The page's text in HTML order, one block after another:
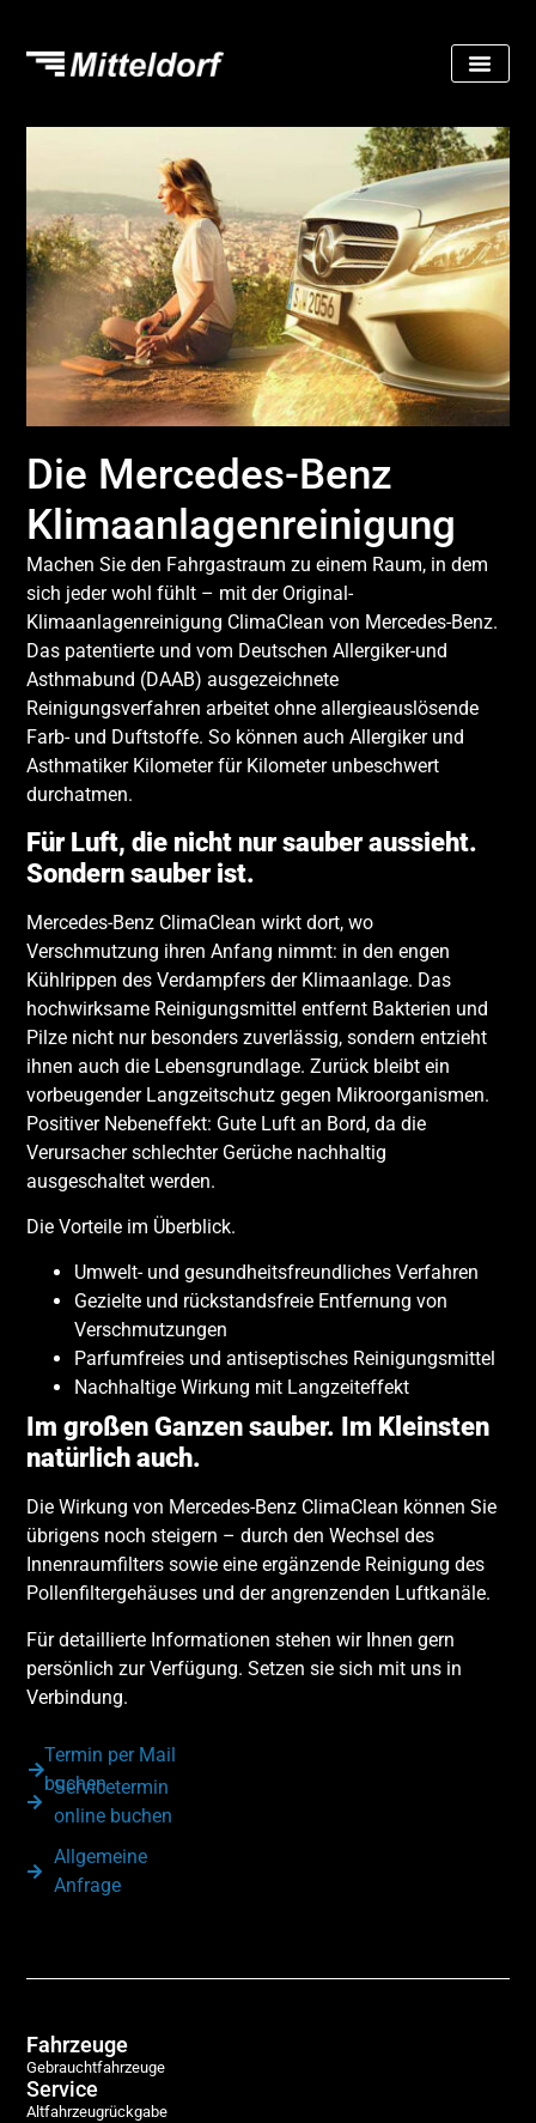
Die Mercedes-Benz
Klimaanlagen­reinigung
Machen Sie den Fahrgastraum zu einem Raum, in dem
sich jeder wohl fühlt – mit der Original-
Klimaanlagenreinigung ClimaClean von Mercedes-Benz.
Das patentierte und vom Deutschen Allergiker-und
Asthmabund (DAAB) ausgezeichnete
Reinigungsverfahren arbeitet ohne allergieauslösende
Farb- und Duftstoffe. So können auch Allergiker und
Asthmatiker Kilometer für Kilometer unbeschwert
durchatmen.
Für Luft, die nicht nur sauber aussieht.
Sondern sauber ist.
Mercedes-Benz ClimaClean wirkt dort, wo
Verschmutzung ihren Anfang nimmt: in den engen
Kühlrippen des Verdampfers der Klimaanlage. Das
hochwirksame Reinigungsmittel entfernt Bakterien und
Pilze nicht nur besonders zuverlässig, sondern entzieht
ihnen auch die Lebensgrundlage. Zurück bleibt ein
vorbeugender Langzeitschutz gegen Mikroorganismen.
Positiver Nebeneffekt: Gute Luft an Bord, da die
Verursacher schlechter Gerüche nachhaltig
ausgeschaltet werden.
Die Vorteile im Überblick.
Umwelt- und gesundheitsfreundliches Verfahren
Gezielte und rückstandsfreie Entfernung von
Verschmutzungen
Parfumfreies und antiseptisches Reinigungsmittel
Nachhaltige Wirkung mit Langzeiteffekt
Im großen Ganzen sauber. Im Kleinsten
natürlich auch.
Die Wirkung von Mercedes-Benz ClimaClean können Sie
übrigens noch steigern – durch den Wechsel des
Innenraumfilters sowie eine ergänzende Reinigung des
Pollenfiltergehäuses und der angrenzenden Luftkanäle.
Für detaillierte Informationen stehen wir Ihnen gern
persönlich zur Verfügung. Setzen sie sich mit uns in
Verbindung.
Termin per Mail
buchen
Servicetermin
online buchen
Allgemeine
Anfrage
Fahrzeuge
Gebrauchtfahrzeuge
Service
Altfahrzeugrückgabe